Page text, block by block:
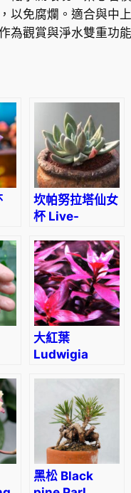
以免腐爛。適合與中
為觀賞與淨水雙重功
坎帕努拉塔仙女
杯 Live-
(Dudleya
campanulata)
大紅葉
Ludwigia
黑松 Black